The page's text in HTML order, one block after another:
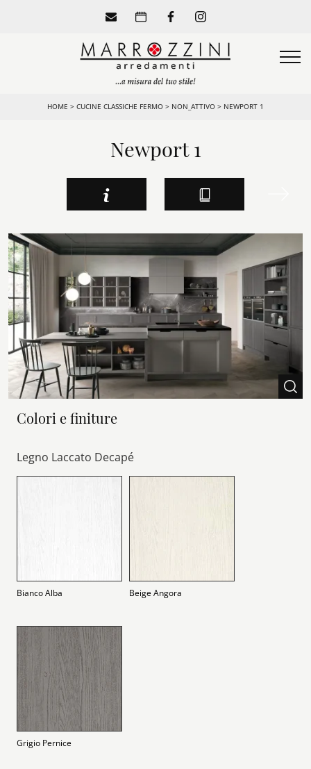
HOME > CUCINE CLASSICHE FERMO > NON_ATTIVO > NEWPORT 1
Newport 1
Colori e finiture
Legno Laccato Decapé
Bianco Alba Beige Angora
Grigio Pernice